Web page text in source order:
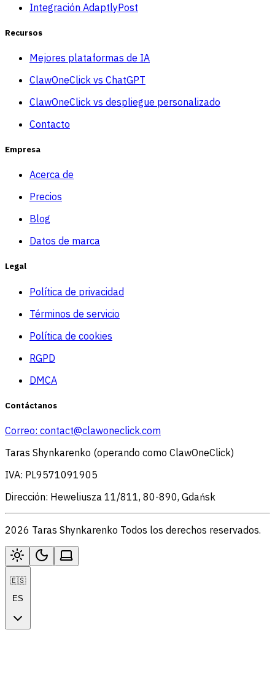
Integración AdaptlyPost
Recursos
Mejores plataformas de IA
ClawOneClick vs ChatGPT
ClawOneClick vs despliegue personalizado
Contacto
Empresa
Acerca de
Precios
Blog
Datos de marca
Legal
Política de privacidad
Términos de servicio
Política de cookies
RGPD
DMCA
Contáctanos
Correo: contact@clawoneclick.com
Taras Shynkarenko (operando como ClawOneClick)
IVA: PL9571091905
Dirección: Heweliusza 11/811, 80-890, Gdańsk
2026 Taras Shynkarenko Todos los derechos reservados.
🇪🇸
ES